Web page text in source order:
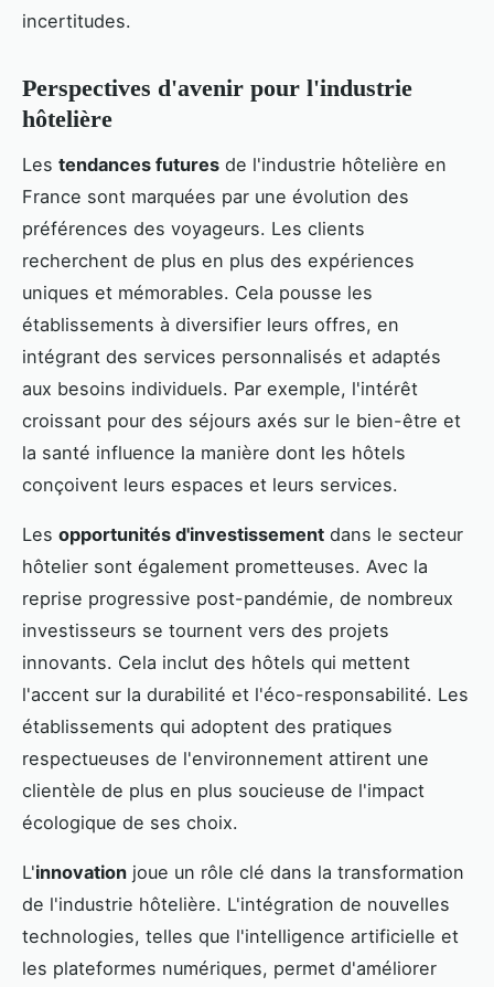
incertitudes.
Perspectives d'avenir pour l'industrie
hôtelière
Les tendances futures de l'industrie hôtelière en
France sont marquées par une évolution des
préférences des voyageurs. Les clients
recherchent de plus en plus des expériences
uniques et mémorables. Cela pousse les
établissements à diversifier leurs offres, en
intégrant des services personnalisés et adaptés
aux besoins individuels. Par exemple, l'intérêt
croissant pour des séjours axés sur le bien-être et
la santé influence la manière dont les hôtels
conçoivent leurs espaces et leurs services.
Les opportunités d'investissement dans le secteur
hôtelier sont également prometteuses. Avec la
reprise progressive post-pandémie, de nombreux
investisseurs se tournent vers des projets
innovants. Cela inclut des hôtels qui mettent
l'accent sur la durabilité et l'éco-responsabilité. Les
établissements qui adoptent des pratiques
respectueuses de l'environnement attirent une
clientèle de plus en plus soucieuse de l'impact
écologique de ses choix.
L'innovation joue un rôle clé dans la transformation
de l'industrie hôtelière. L'intégration de nouvelles
technologies, telles que l'intelligence artificielle et
les plateformes numériques, permet d'améliorer